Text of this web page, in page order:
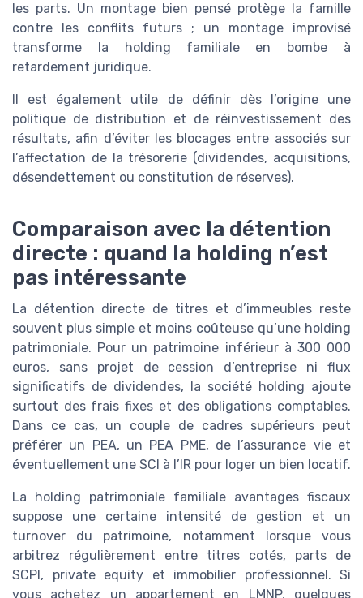
les parts. Un montage bien pensé protège la famille
contre les conflits futurs ; un montage improvisé
transforme la holding familiale en bombe à
retardement juridique.
Il est également utile de définir dès l’origine une
politique de distribution et de réinvestissement des
résultats, afin d’éviter les blocages entre associés sur
l’affectation de la trésorerie (dividendes, acquisitions,
désendettement ou constitution de réserves).
Comparaison avec la détention
directe : quand la holding n’est
pas intéressante
La détention directe de titres et d’immeubles reste
souvent plus simple et moins coûteuse qu’une holding
patrimoniale. Pour un patrimoine inférieur à 300 000
euros, sans projet de cession d’entreprise ni flux
significatifs de dividendes, la société holding ajoute
surtout des frais fixes et des obligations comptables.
Dans ce cas, un couple de cadres supérieurs peut
préférer un PEA, un PEA PME, de l’assurance vie et
éventuellement une SCI à l’IR pour loger un bien locatif.
La holding patrimoniale familiale avantages fiscaux
suppose une certaine intensité de gestion et un
turnover du patrimoine, notamment lorsque vous
arbitrez régulièrement entre titres cotés, parts de
SCPI, private equity et immobilier professionnel. Si
vous achetez un appartement en LMNP, quelques